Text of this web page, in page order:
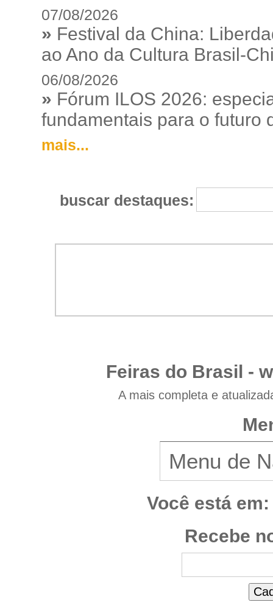
07/08/2026
» Festival da China:
ao Ano da Cultura Brasil-
06/08/2026
» Fórum ILOS 2026:
fundamentais para o futuro
mais...
buscar destaques:
Feiras do Brasil -
A mais completa e
Você está em:
Recebe